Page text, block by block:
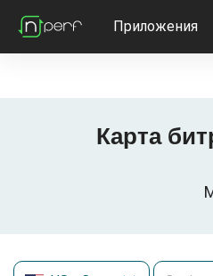
Приложения
Карта